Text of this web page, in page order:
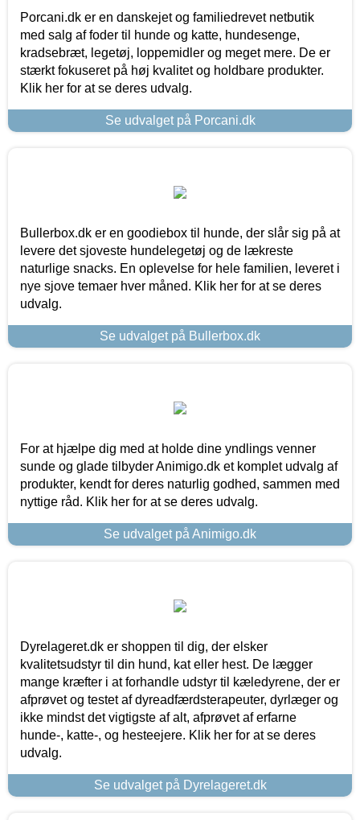
Porcani.dk er en danskejet og familiedrevet netbutik
med salg af foder til hunde og katte, hundesenge,
kradsebræt, legetøj, loppemidler og meget mere. De er
stærkt fokuseret på høj kvalitet og holdbare produkter.
Klik her for at se deres udvalg.
Se udvalget på Porcani.dk
Bullerbox.dk er en goodiebox til hunde, der slår sig på at
levere det sjoveste hundelegetøj og de lækreste
naturlige snacks. En oplevelse for hele familien, leveret i
nye sjove temaer hver måned. Klik her for at se deres
udvalg.
Se udvalget på Bullerbox.dk
For at hjælpe dig med at holde dine yndlings venner
sunde og glade tilbyder Animigo.dk et komplet udvalg af
produkter, kendt for deres naturlig godhed, sammen med
nyttige råd. Klik her for at se deres udvalg.
Se udvalget på Animigo.dk
Dyrelageret.dk er shoppen til dig, der elsker
kvalitetsudstyr til din hund, kat eller hest. De lægger
mange kræfter i at forhandle udstyr til kæledyrene, der er
afprøvet og testet af dyreadfærdsterapeuter, dyrlæger og
ikke mindst det vigtigste af alt, afprøvet af erfarne
hunde-, katte-, og hesteejere. Klik her for at se deres
udvalg.
Se udvalget på Dyrelageret.dk